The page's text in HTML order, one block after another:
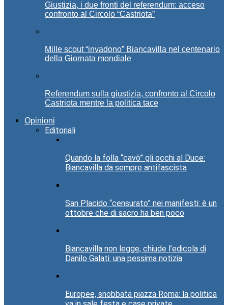
Giustizia, i due fronti del referendum: acceso
confronto al Circolo “Castriota”
Mille scout “invadono” Biancavilla nel centenario
della Giornata mondiale
Referendum sulla giustizia, confronto al Circolo
Castriota mentre la politica tace
Opinioni
Editoriali
Quando la folla “cavò” gli occhi al Duce:
Biancavilla da sempre antifascista
San Placido “censurato” nei manifesti: è un
ottobre che di sacro ha ben poco
Biancavilla non legge, chiude l’edicola di
Danilo Galati: una pessima notizia
Europee, snobbata piazza Roma: la politica